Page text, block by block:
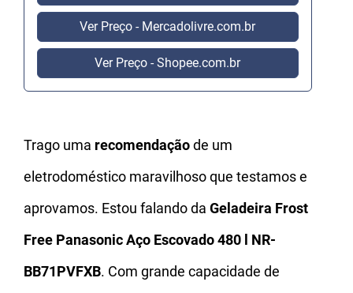
Ver Preço - Mercadolivre.com.br
Ver Preço - Shopee.com.br
Trago uma recomendaçãode um
eletrodoméstico maravilhoso que testamos e
aprovamos. Estou falando da Geladeira Frost
Free Panasonic Aço Escovado 480 l NR-
BB71PVFXB. Com grande capacidade de